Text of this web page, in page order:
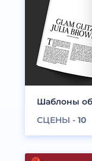
Шаблоны
СЦЕНЫ - 10